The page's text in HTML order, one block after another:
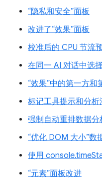
“隐私和安全”面板
改进了“效果”面板
校准后的 CPU 节流
在同一 AI 对话中选
“效果”中的第一方和
标记工具提示和分
强制自动重排数据分
“优化 DOM 大小”数
使用
“元素”面板改进